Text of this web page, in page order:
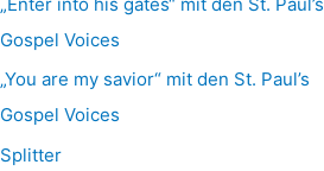
Gospel Voices
„You are my savior“ mit den St. Paul’s
Gospel Voices
Splitter